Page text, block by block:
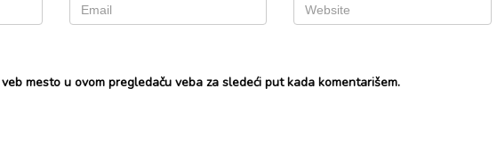
mesto u ovom pregledaču veba za sledeći put kada komentarišem.